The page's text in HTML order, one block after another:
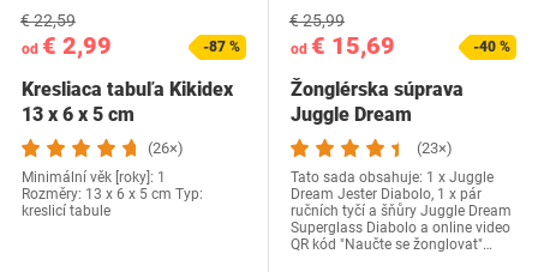
od € 2,99
€ 22,59
-87 %
Kresliaca tabuľa Kikidex
13 x 6 x 5 cm
(26×)
Minimální věk [roky]: 1
Rozměry: ‎13 x 6 x 5 cm Typ:
kreslicí tabule
od € 15,69
€ 25,99
-40 %
Žonglérska súprava
Juggle Dream
(23×)
Tato sada obsahuje: 1 x Juggle
Dream Jester Diabolo, 1 x pár
ručních tyčí a šňůry Juggle Dream
Superglass Diabolo a online video
QR kód "Naučte se žonglovat"…